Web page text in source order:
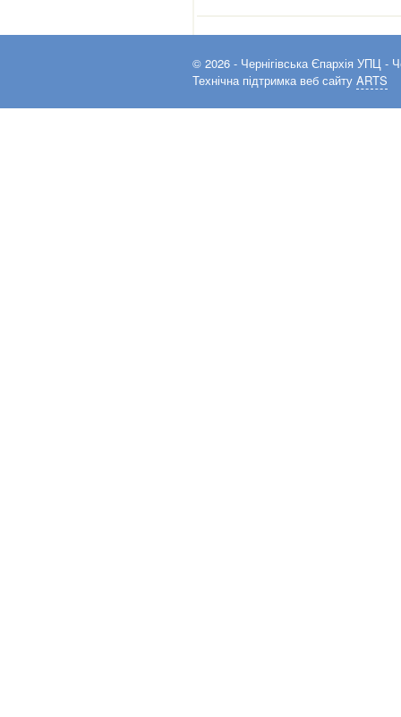
© 2026 - Чернігівська Єпархія УПЦ -
Технічна підтримка веб сайту ARTS